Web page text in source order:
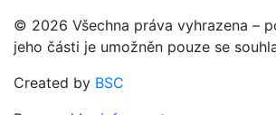
© 2026 Všechna práva vyhrazena –
jeho části je umožněn pouze se
Created by BSC